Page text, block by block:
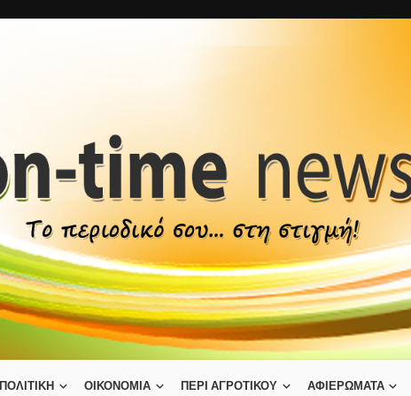
ΠΟΛΙΤΙΚΗ ΟΙΚΟΝΟΜΙΑ ΠΕΡΙ ΑΓΡΟΤΙΚΟΥ ΑΦΙΕΡΩΜΑΤΑ